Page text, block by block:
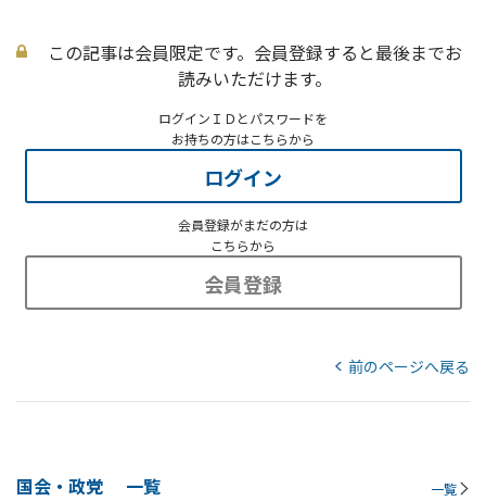
この記事は会員限定です。会員登録すると最後までお
読みいただけます。
ログインＩＤとパスワードを
お持ちの方はこちらから
ログイン
会員登録がまだの方は
こちらから
会員登録
前のページへ戻る
国会・政党 一覧 一覧